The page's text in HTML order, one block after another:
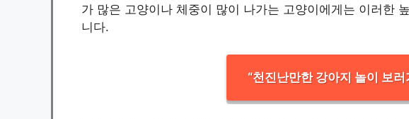
가 많은 고양이나 체중이 많이 나가는 고양이에게는 이러한
니다.
“천진난만한 강아지 놀이 보러